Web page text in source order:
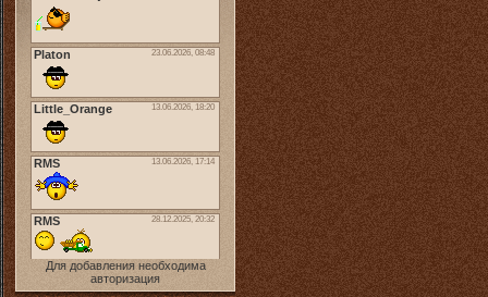
Для добавления необходима
авторизация